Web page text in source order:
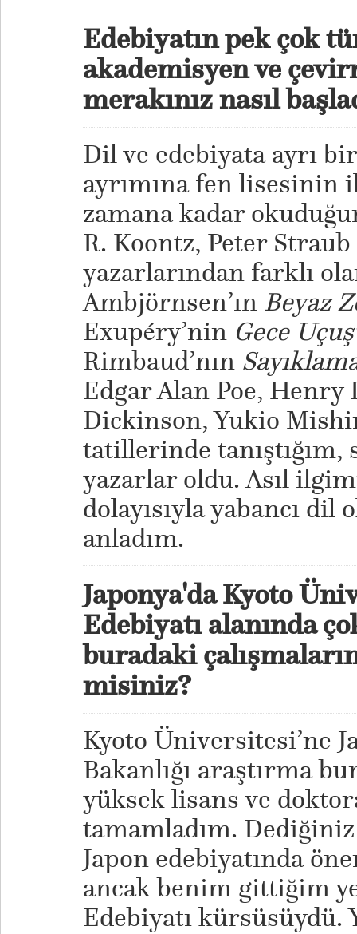
Edebiyatın pek çok
akademisyen ve
merakınız nasıl
Dil ve edebiyata ayrı
ayrımına fen lisesinin
zamana kadar
R. Koontz, Peter
yazarlarından farklı
Ambjörnsen’ın Beyaz
Exupéry’nin Gece
Rimbaud’nın
Edgar Alan Poe,
Dickinson, Yukio
tatillerinde
yazarlar oldu. Asıl
dolayısıyla yabancı dil
anladım.
Japonya'da Kyoto
Edebiyatı alanında
buradaki
misiniz?
Kyoto Üniversitesi’ne
Bakanlığı araştırma
yüksek lisans ve
tamamladım.
Japon edebiyatında
ancak benim gittiğim
Edebiyatı kürsüsüydü.